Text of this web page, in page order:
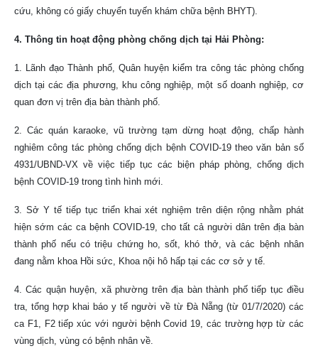
cứu, không có giấy chuyển tuyến khám chữa bệnh BHYT).
4. Thông tin hoạt động phòng chống dịch tại Hải Phòng:
1. Lãnh đạo Thành phố, Quân huyện kiểm tra công tác phòng chống
dịch tại các địa phương, khu công nghiệp, một số doanh nghiệp, cơ
quan đơn vị trên địa bàn thành phố.
2. Các quán karaoke, vũ trường tạm dừng hoạt động, chấp hành
nghiêm công tác phòng chống dịch bệnh COVID-19 theo văn bản số
4931/UBND-VX về việc tiếp tục các biện pháp phòng, chống dịch
bệnh COVID-19 trong tình hình mới.
3. Sở Y tế tiếp tục triển khai xét nghiệm trên diện rộng nhằm phát
hiện sớm các ca bệnh COVID-19, cho tất cả người dân trên địa bàn
thành phố nếu có triệu chứng ho, sốt, khó thở, và các bệnh nhân
đang nằm khoa Hồi sức, Khoa nội hô hấp tại các cơ sở y tế.
4. Các quận huyện, xã phường trên địa bàn thành phố tiếp tục điều
tra, tổng hợp khai báo y tế người về từ Đà Nẵng (từ 01/7/2020) các
ca F1, F2 tiếp xúc với người bệnh Covid 19, các trường hợp từ các
vùng dịch, vùng có bệnh nhân về.